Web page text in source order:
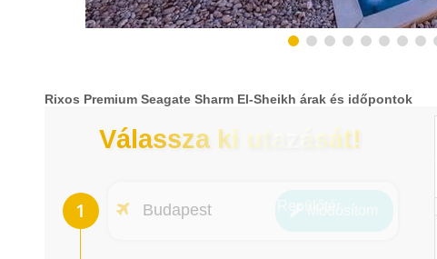
Rixos Premium Seagate Sharm El-Sheikh árak és időpontok
Válassza ki utazását!
Budapest